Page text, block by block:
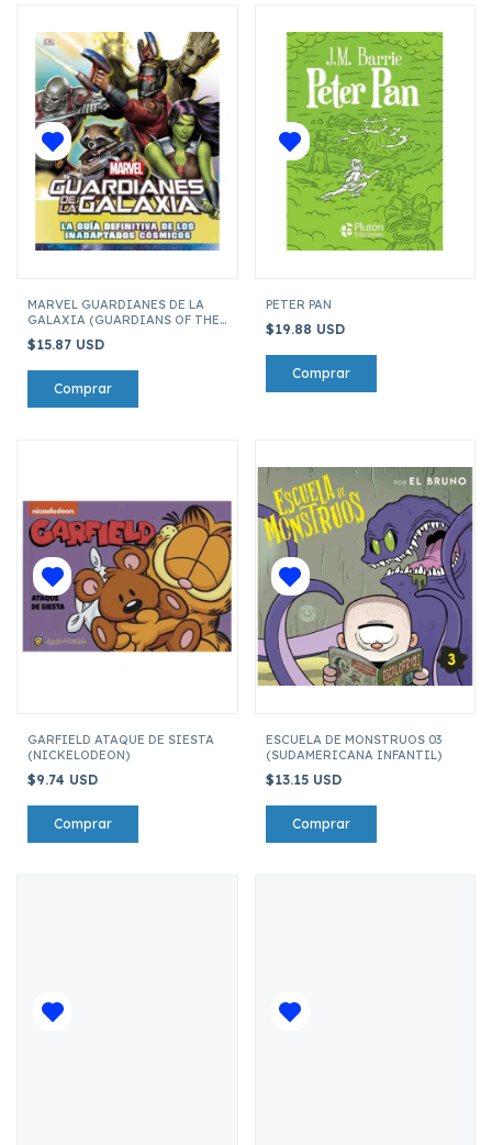
MARVEL GUARDIANES DE LA
GALAXIA (GUARDIANS OF THE
$15.87 USD
PETER PAN
$19.88 USD
GARFIELD ATAQUE DE SIESTA
(NICKELODEON)
$9.74 USD
ESCUELA DE MONSTRUOS 03
(SUDAMERICANA INFANTIL)
$13.15 USD